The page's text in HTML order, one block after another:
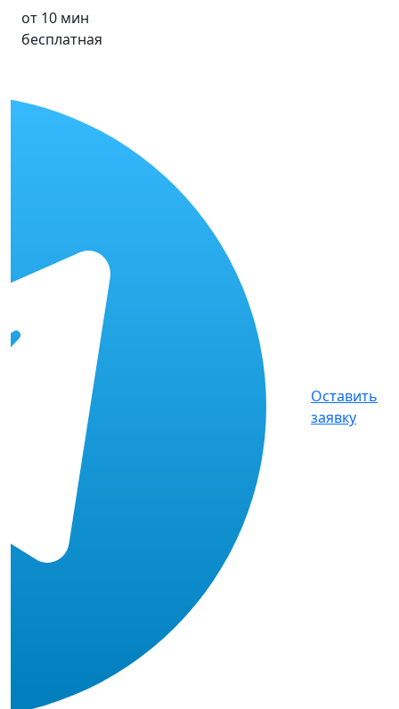
бесплатная
от 10 мин
Оставить
заявку